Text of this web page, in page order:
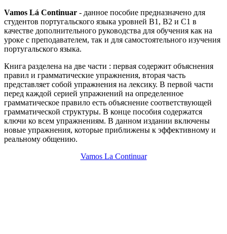
Vamos Lá Continuar - данное пособие предназначено для
студентов португальского языка уровней В1, В2 и С1 в
качестве дополнительного руководства для обучения как на
уроке с преподавателем, так и для самостоятельного изучения
португальского языка.
Книга разделена на две части : первая содержит объяснения
правил и грамматические упражнения, вторая часть
представляет собой упражнения на лексику. В первой части
перед каждой серией упражнений на определенное
грамматическое правило есть объяснение соответствующей
грамматической структуры. В конце пособия содержатся
ключи ко всем упражнениям. В данном издании включены
новые упражнения, которые приближены к эффективному и
реальному общению.
Vamos La Continuar